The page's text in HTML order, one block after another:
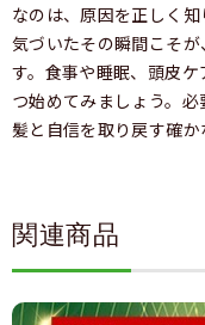
なのは、原因を正しく知
気づいたその瞬間こそ
す。食事や睡眠、頭皮
つ始めてみましょう。必
髪と自信を取り戻す確か
関連商品